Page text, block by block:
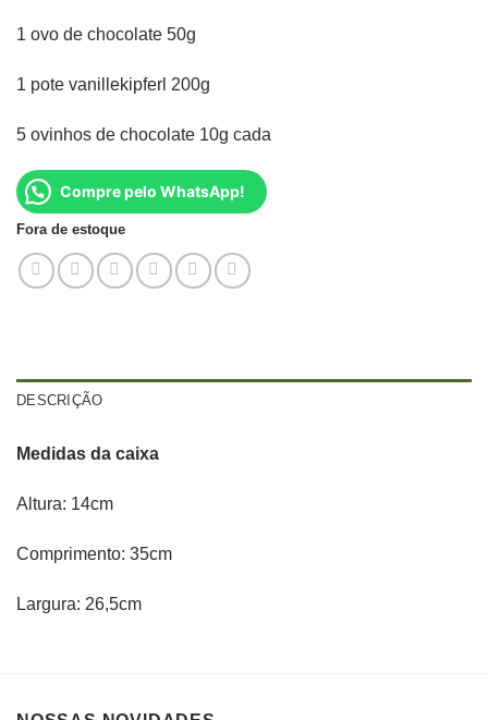
1 ovo de chocolate 50g
1 pote vanillekipferl 200g
5 ovinhos de chocolate 10g cada
Compre pelo WhatsApp!
Fora de estoque
DESCRIÇÃO
Medidas da caixa
Altura: 14cm
Comprimento: 35cm
Largura: 26,5cm